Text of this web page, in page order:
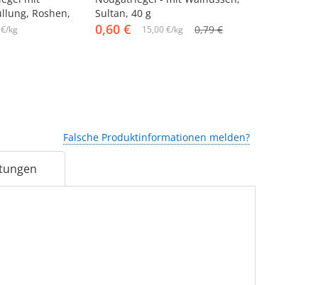
Roshen,
kg
Sultan, 40 g
0,60 € 15,00 €/kg 0,79 €
Falsche Produktinformationen melden?